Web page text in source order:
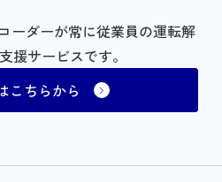
ーダーが常に従業員の運転解
援サービスです。
こちらから